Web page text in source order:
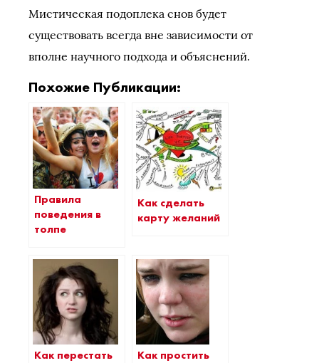
Мистическая подоплека снов будет
существовать всегда вне зависимости от
вполне научного подхода и объяснений.
Похожие Публикации:
Правила
поведения в
толпе
Как сделать
карту желаний
Как перестать
Как простить